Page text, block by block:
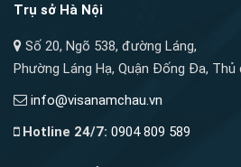
Trụ sở Hà Nội
Số 20, Ngõ 538, đường Láng,
Phường Láng Hạ, Quận Đống Đa, Thủ
info@visanamchau.vn
Hotline 24/7: 0904 809 589